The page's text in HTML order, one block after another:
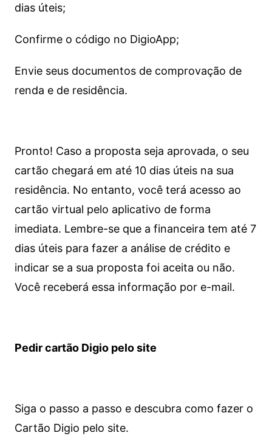
dias úteis;
Confirme o código no DigioApp;
Envie seus documentos de comprovação de
renda e de residência.
Pronto! Caso a proposta seja aprovada, o seu
cartão chegará em até 10 dias úteis na sua
residência. No entanto, você terá acesso ao
cartão virtual pelo aplicativo de forma
imediata. Lembre-se que a financeira tem até 7
dias úteis para fazer a análise de crédito e
indicar se a sua proposta foi aceita ou não.
Você receberá essa informação por e-mail.
Pedir cartão Digio pelo site
Siga o passo a passo e descubra como fazer o
Cartão Digio pelo site.